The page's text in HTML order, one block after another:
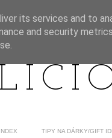
TIPY NA DÁRKY/GIFT
its services and to
and security